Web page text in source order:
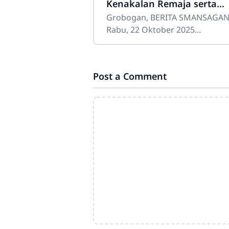
Kenakalan Remaja serta
Pencegahan Perundungan
Grobogan, BERITA
Rabu, 22 Oktober 2025
bertepatan dengan peringatan
telah
Post a Comment